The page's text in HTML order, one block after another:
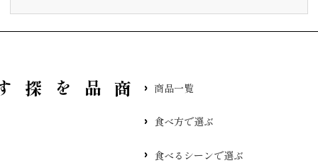
す 商品一覧
食べ方で選ぶ
食べるシーンで選ぶ